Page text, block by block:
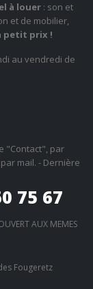
à louer : son et
et de mobilier,
petit prix !
au vendredi de
"Contact", par
mail. - Dernière
75 67
AUX MEMES
Fougeretz